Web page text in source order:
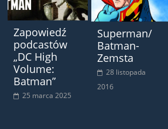
Zapowiedź
podcastów
„DC High
Volume:
Batman”
25 marca 2025
Superman/
Batman-
Zemsta
28 listopada
2016